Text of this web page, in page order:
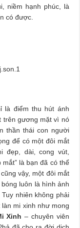
niềm hạnh phúc, là
có được.
là điểm thu hút ánh
trên gương mặt vì nó
thần thái con người
để có một đôi mắt
đẹp, dài, cong vút,
là bạn đã có thể
vậy, một đôi mắt
luôn là hình ảnh
nhiên không phải
mi xinh như mong
Xinh – chuyên viên